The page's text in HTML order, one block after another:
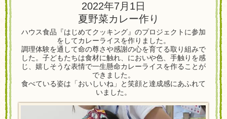
2022年7月1日
夏野菜カレー作り
ハウス食品『はじめてクッキング』のプロジェクトに参加
をしてカレーライスを作りました。
調理体験を通して命の尊さや感謝の心を育てる取り組みで
した。子どもたちは食材に触れ、においや色、手触りを感
じ、嬉しそうな表情で一生懸命カレーライスを作ることが
できました。
食べている姿は「おいしいね」と笑顔と達成感にあふれて
いました。